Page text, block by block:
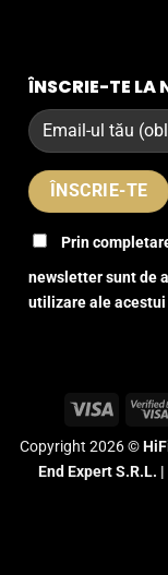
ÎNSCRIE-TE LA
Prin
newsletter sunt de
utilizare ale
Visa
Copyright 2026 ©
End Expert S.R.L.